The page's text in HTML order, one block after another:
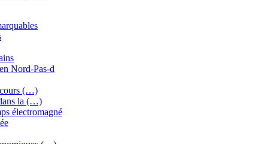
Nord-Pas-d
cours (…)
la (…)
électromagné